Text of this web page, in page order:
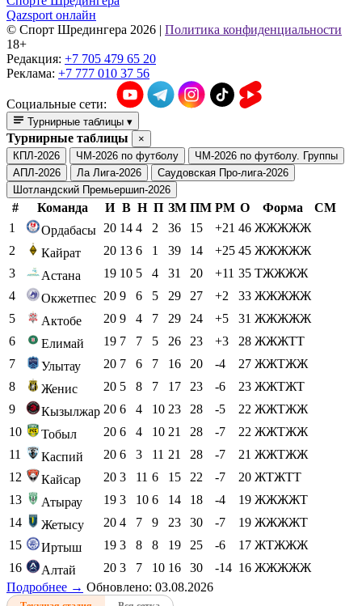
Qazsport онлайн
© Cпорт Шредингера 2026 | Политика конфиденциальности
18+
Редакция: +7 705 479 65 20
Реклама: +7 777 010 37 56
Социальные сети:
Турнирные таблицы ▾
Турнирные таблицы
×
КПЛ-2026
ЧМ-2026 по футболу
ЧМ-2026 по футболу. Группы
АПЛ-2026
Ла Лига-2026
Саудовская Про-лига-2026
Шотландский Премьершип-2026
# Команда И В Н П ЗМ ПМ РМ О Форма
СМ
1
Ордабасы 20 14 4 2 36 15 +21 46 ЖЖЖЖЖ
2
Кайрат 20 13 6 1 39 14 +25 45 ЖЖЖЖЖ
3
Астана 19 10 5 4 31 20 +11 35 ТЖЖЖЖ
4
Окжетпес 20 9 6 5 29 27 +2 33 ЖЖЖЖЖ
5
Актобе 20 9 4 7 29 24 +5 31 ЖЖЖЖЖ
6
Елимай 19 7 7 5 26 23 +3 28 ЖЖЖТТ
7
Улытау 20 7 6 7 16 20 -4 27 ЖЖТЖЖ
8
Женис 20 5 8 7 17 23 -6 23 ЖЖТЖТ
9
Кызылжар 20 6 4 10 23 28 -5 22 ЖЖТЖЖ
10
Тобыл 20 6 4 10 21 28 -7 22 ЖЖТЖЖ
11
Каспий 20 6 3 11 21 28 -7 21 ЖЖТЖЖ
12
Кайсар 20 3 11 6 15 22 -7 20 ЖТЖТТ
13
Атырау 19 3 10 6 14 18 -4 19 ЖЖЖЖТ
14
Жетысу 20 4 7 9 23 30 -7 19 ЖЖЖЖТ
15
Иртыш 19 3 8 8 19 25 -6 17 ЖТЖЖЖ
16
Алтай 20 3 7 10 16 30 -14 16 ЖЖЖЖЖ
Подробнее → Обновлено: 03.08.2026